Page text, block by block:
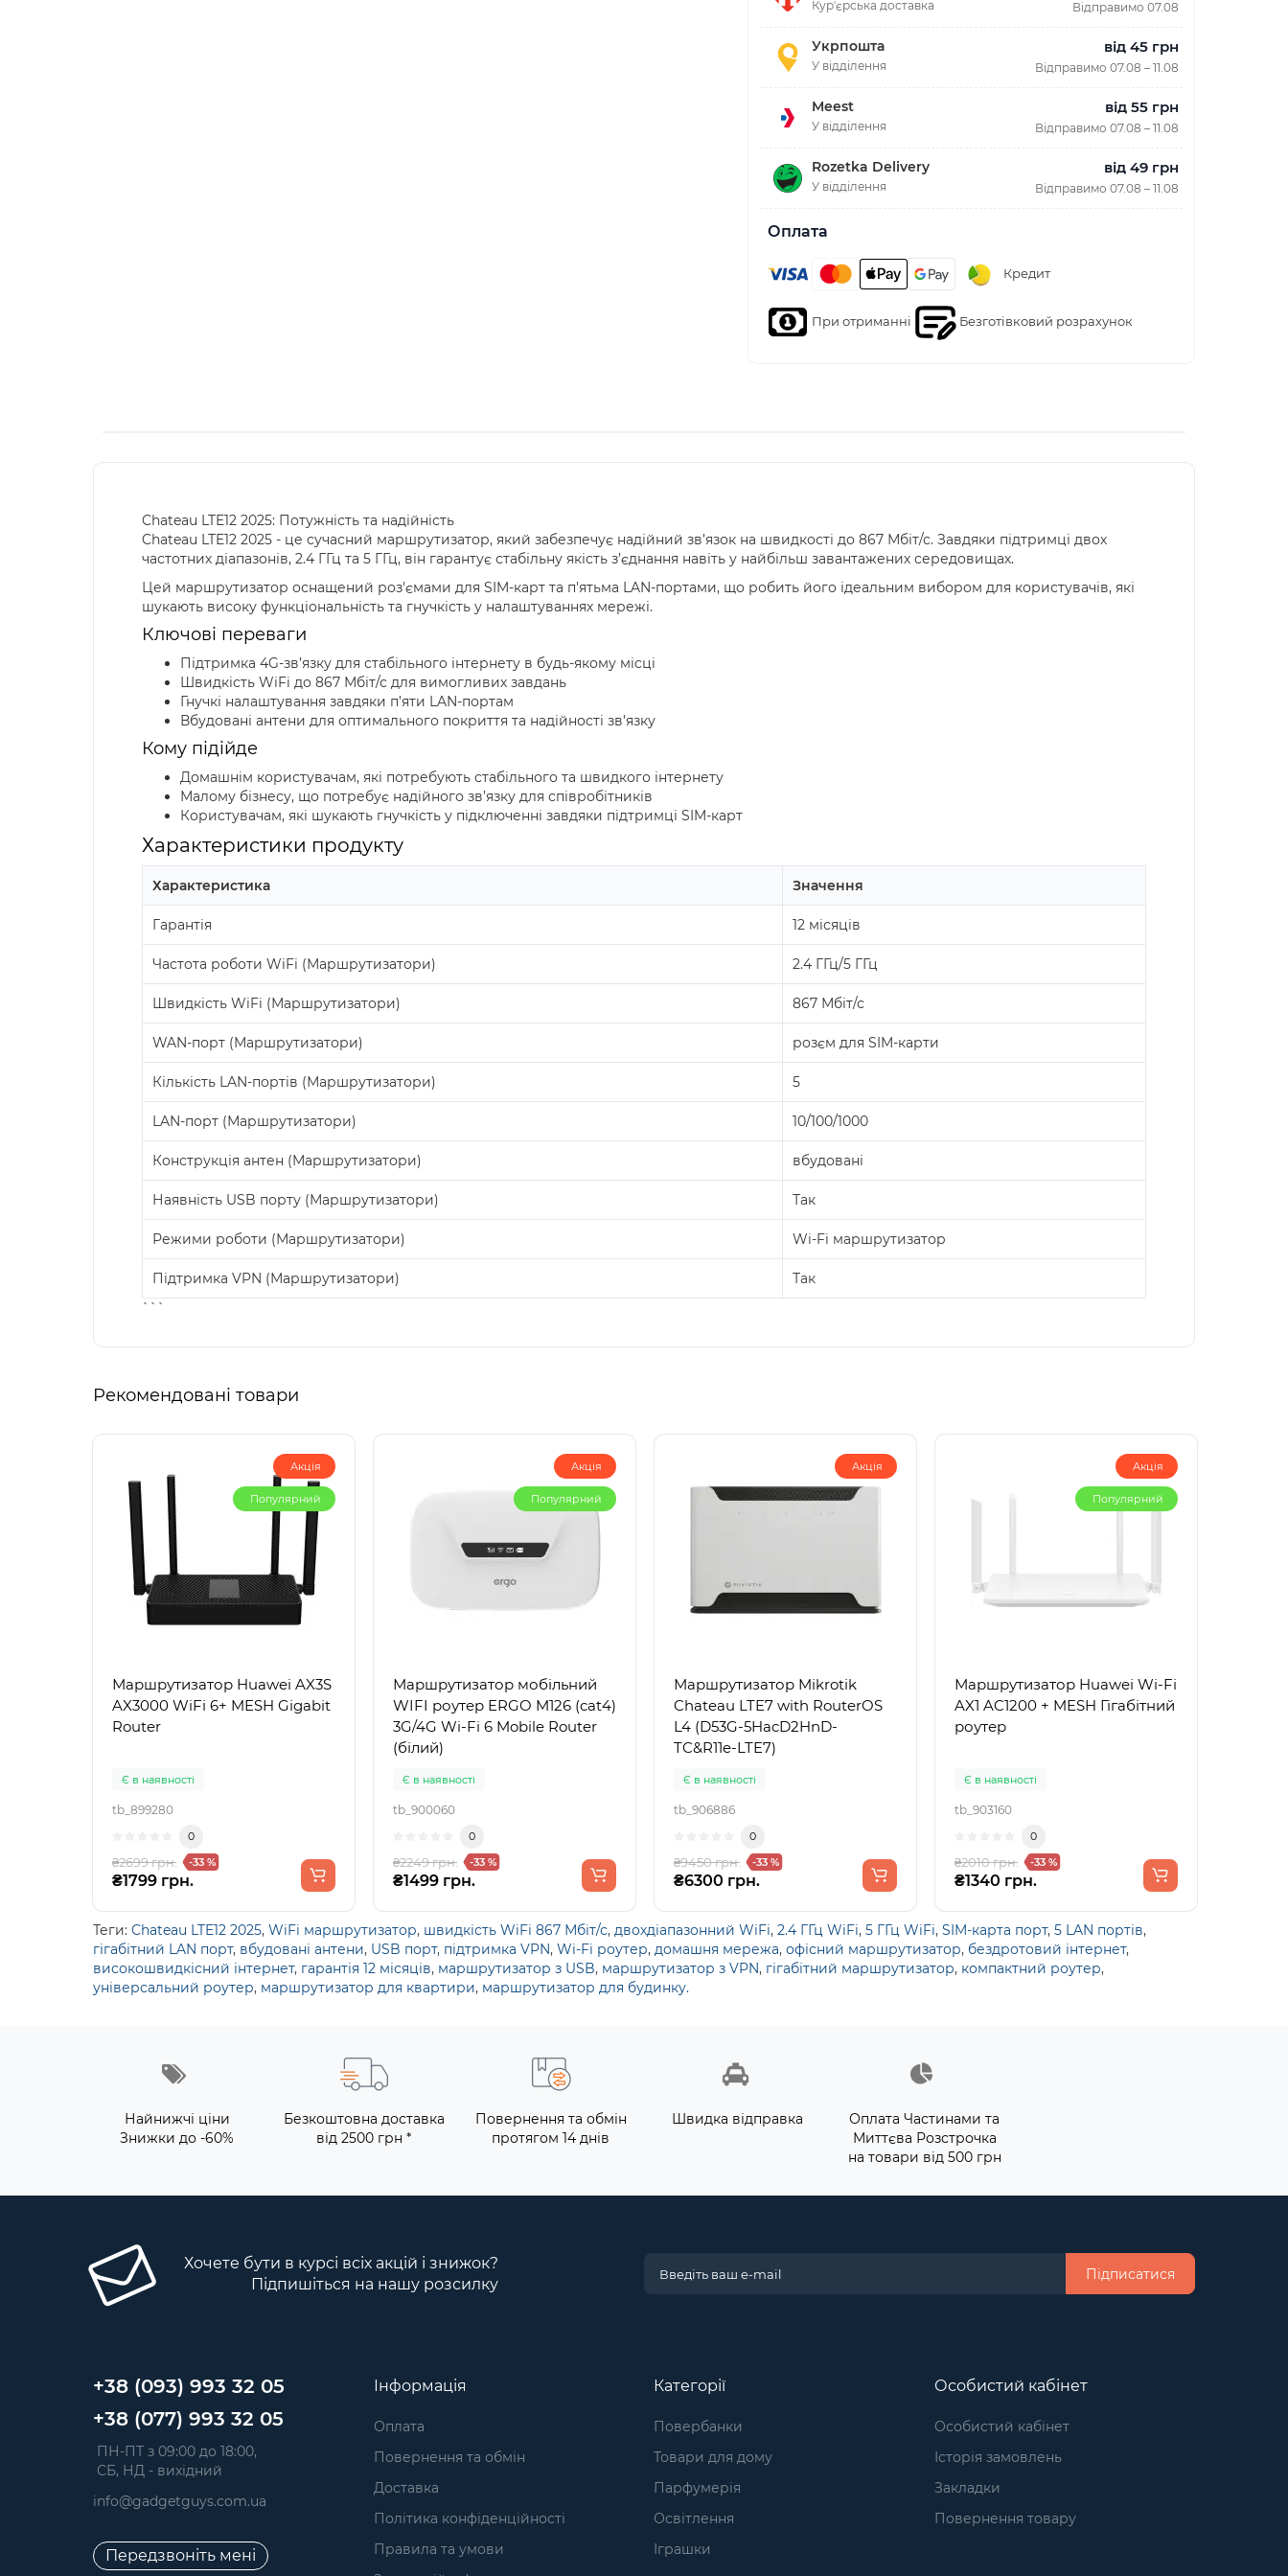
Курʼєрська доставка Відправимо 07.08
Укрпошта
У відділення
від 45 грн
Відправимо 07.08 – 11.08
Meest
У відділення
від 55 грн
Відправимо 07.08 – 11.08
Rozetka Delivery
У відділення
від 49 грн
Відправимо 07.08 – 11.08
Оплата
Кредит
При отриманні Безготівковий розрахунок
Chateau LTE12 2025: Потужність та надійність
Chateau LTE12 2025 - це сучасний маршрутизатор, який забезпечує надійний зв’язок на швидкості до 867 Мбіт/с. Завдяки підтримці двох
частотних діапазонів, 2.4 ГГц та 5 ГГц, він гарантує стабільну якість з’єднання навіть у найбільш завантажених середовищах.
Цей маршрутизатор оснащений роз'ємами для SIM-карт та п'ятьма LAN-портами, що робить його ідеальним вибором для користувачів, які
шукають високу функціональність та гнучкість у налаштуваннях мережі.
Ключові переваги
Підтримка 4G-зв’язку для стабільного інтернету в будь-якому місці
Швидкість WiFi до 867 Мбіт/с для вимогливих завдань
Гнучкі налаштування завдяки п’яти LAN-портам
Вбудовані антени для оптимального покриття та надійності зв’язку
Кому підійде
Домашнім користувачам, які потребують стабільного та швидкого інтернету
Малому бізнесу, що потребує надійного зв’язку для співробітників
Користувачам, які шукають гнучкість у підключенні завдяки підтримці SIM-карт
Характеристики продукту
Характеристика Значення
Гарантія 12 місяців
Частота роботи WiFi (Маршрутизатори) 2.4 ГГц/5 ГГц
Швидкість WiFi (Маршрутизатори) 867 Мбіт/с
WAN-порт (Маршрутизатори) розєм для SIM-карти
Кількість LAN-портів (Маршрутизатори) 5
LAN-порт (Маршрутизатори) 10/100/1000
Конструкція антен (Маршрутизатори) вбудовані
Наявність USB порту (Маршрутизатори) Так
Режими роботи (Маршрутизатори) Wi-Fi маршрутизатор
Підтримка VPN (Маршрутизатори)
Так
```
Рекомендовані товари
Акція
Популярний
Маршрутизатор Huawei AX3S
AX3000 WiFi 6+ MESH Gigabit
Router
Є в наявності
tb_899280
0
₴2699 грн. -33 %
₴1799 грн.
Акція
Популярний
Маршрутизатор мобільний
WIFI роутер ERGO M126 (cat4)
3G/4G Wi-Fi 6 Mobile Router
(білий)
Є в наявності
tb_900060
0
₴2249 грн. -33 %
₴1499 грн.
Акція
Маршрутизатор Mikrotik
Chateau LTE7 with RouterOS
L4 (D53G-5HacD2HnD-
TC&R11e-LTE7)
Є в наявності
tb_906886
0
₴9450 грн. -33 %
₴6300 грн.
Акція
Популярний
Маршрутизатор Huawei Wi-Fi
AX1 AC1200 + MESH Гігабітний
роутер
Є в наявності
tb_903160
0
₴2010 грн. -33 %
₴1340 грн.
Теги: Chateau LTE12 2025, WiFi маршрутизатор, швидкість WiFi 867 Мбіт/с, двохдіапазонний WiFi, 2.4 ГГц WiFi, 5 ГГц WiFi, SIM-карта порт, 5 LAN портів,
гігабітний LAN порт, вбудовані антени, USB порт, підтримка VPN, Wi-Fi роутер, домашня мережа, офісний маршрутизатор, бездротовий інтернет,
високошвидкісний інтернет, гарантія 12 місяців, маршрутизатор з USB, маршрутизатор з VPN, гігабітний маршрутизатор, компактний роутер,
універсальний роутер, маршрутизатор для квартири, маршрутизатор для будинку.
Найнижчі ціни
Знижки до -60%
Безкоштовна доставка
від 2500 грн *
Повернення та обмін
протягом 14 днів
Швидка відправка
Оплата Частинами та
Миттєва Розстрочка
на товари від 500 грн
Хочете бути в курсі всіх акцій і знижок?
Підпишіться на нашу розсилку
Підписатися
+38 (093) 993 32 05
+38 (077) 993 32 05
ПН-ПТ з 09:00 до 18:00,
СБ, НД - вихідний
info@gadgetguys.com.ua
Передзвоніть мені
Інформація
Оплата
Повернення та обмін
Доставка
Політика конфіденційності
Правила та умови
Категорії
Повербанки
Товари для дому
Парфумерія
Освітлення
Іграшки
Особистий кабінет
Особистий кабінет
Історія замовлень
Закладки
Повернення товару